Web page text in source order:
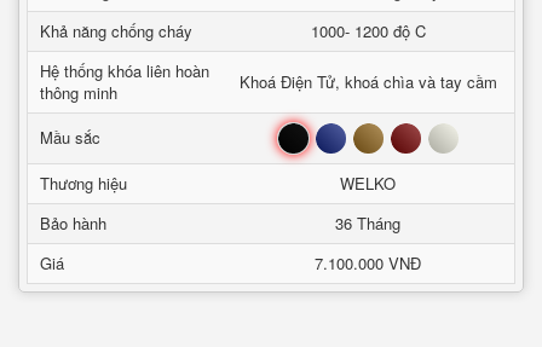
Khả năng chống cháy
1000- 1200 độ C
Hệ thống khóa liên hoàn
thông minh
Khoá Điện Tử, khoá chìa và tay cầm
Mầu sắc Đen Xanh Nâu Đỏ Trắng
Thương hiệu
WELKO
Bảo hành
36 Tháng
Giá
7.100.000 VNĐ